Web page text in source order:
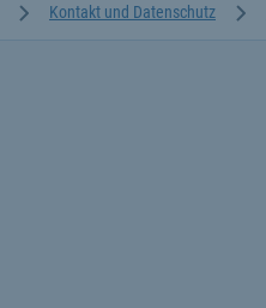
Kontakt und Datenschutz